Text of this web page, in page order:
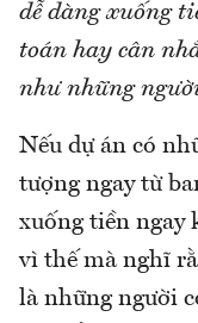
dễ dàng xuống
toán hay cân
như những
Nếu dự án có
tượng ngay từ
xuống tiền ngay
vì thế mà nghĩ
là những người